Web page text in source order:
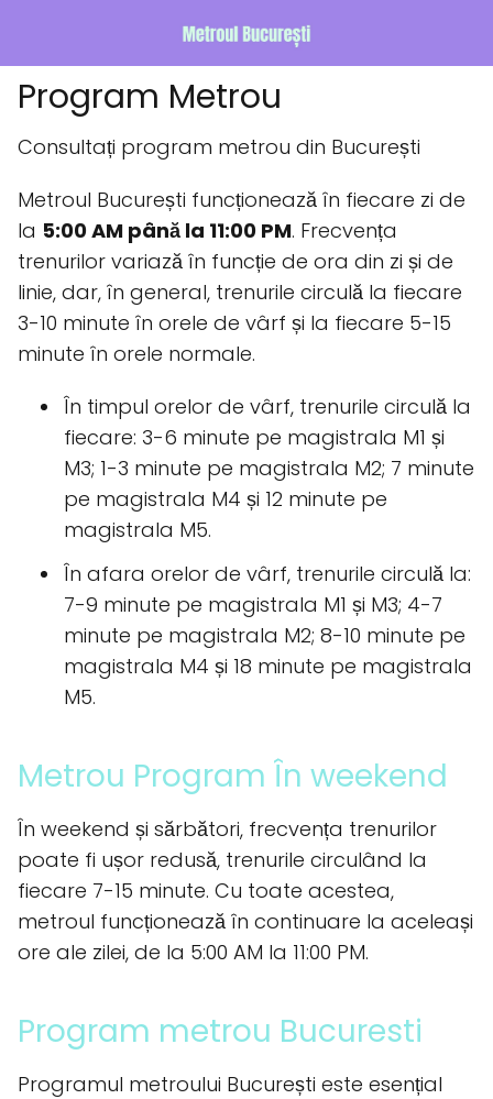
Program Metrou
Consultați program metrou din București
Metroul București funcționează în fiecare zi de
la 5:00 AM până la 11:00 PM. Frecvența
trenurilor variază în funcție de ora din zi și de
linie, dar, în general, trenurile circulă la fiecare
3-10 minute în orele de vârf și la fiecare 5-15
minute în orele normale.
În timpul orelor de vârf, trenurile circulă la
fiecare: 3-6 minute pe magistrala M1 și
M3; 1-3 minute pe magistrala M2; 7 minute
pe magistrala M4 și 12 minute pe
magistrala M5.
În afara orelor de vârf, trenurile circulă la:
7-9 minute pe magistrala M1 și M3; 4-7
minute pe magistrala M2; 8-10 minute pe
magistrala M4 și 18 minute pe magistrala
M5.
Metrou Program În weekend
În weekend și sărbători, frecvența trenurilor
poate fi ușor redusă, trenurile circulând la
fiecare 7-15 minute. Cu toate acestea,
metroul funcționează în continuare la aceleași
ore ale zilei, de la 5:00 AM la 11:00 PM.
Program metrou Bucuresti
Programul metroului București este esențial